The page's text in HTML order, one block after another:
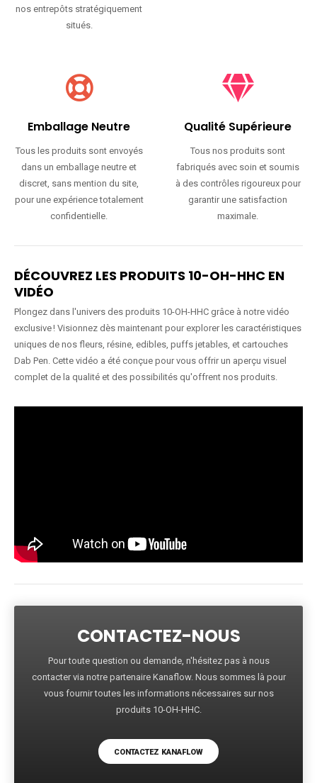
nos entrepôts stratégiquement
situés.
Emballage Neutre
Tous les produits sont envoyés
dans un emballage neutre et
discret, sans mention du site,
pour une expérience totalement
confidentielle.
Qualité Supérieure
Tous nos produits sont
fabriqués avec soin et soumis
à des contrôles rigoureux pour
garantir une satisfaction
maximale.
DÉCOUVREZ LES PRODUITS 10-OH-HHC EN
VIDÉO
Plongez dans l'univers des produits 10-OH-HHC grâce à notre vidéo
exclusive ! Visionnez dès maintenant pour explorer les caractéristiques
uniques de nos fleurs, résine, edibles, puffs jetables, et cartouches
Dab Pen. Cette vidéo a été conçue pour vous offrir un aperçu visuel
complet de la qualité et des possibilités qu'offrent nos produits.
CONTACTEZ-NOUS
Pour toute question ou demande, n'hésitez pas à nous
contacter via notre partenaire Kanaflow. Nous sommes là pour
vous fournir toutes les informations nécessaires sur nos
produits 10-OH-HHC.
CONTACTEZ KANAFLOW